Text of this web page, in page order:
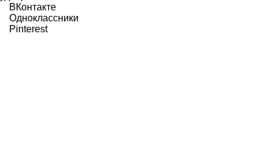
ВКонтакте
Одноклассники
Pinterest